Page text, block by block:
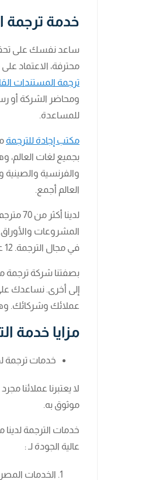
خدمة ترجمة
ساعد نفسك على
محترفة، الاعتماد
ترجمة المستندات
ومحاضر الشركة أو
للمساعدة.
مكتب إجادة للترجمة
بجميع لغات العالم،
والفرنسية والصينية
العالم أجمع.
في مجال الترجمة. 12 عام من التفوق والخبرة في الترجمة وسنعى لتحقيق المزيد.
بصفتنا شركة ترجمة
إلى أخرى. نساعدك
عملائك وشركائك.
مزايا خدمة
خدمات ترجمة
لا يعتبرنا عملائنا
موثوق به.
خدمات الترجمة
عالية الجودة لـ :
الخدمات